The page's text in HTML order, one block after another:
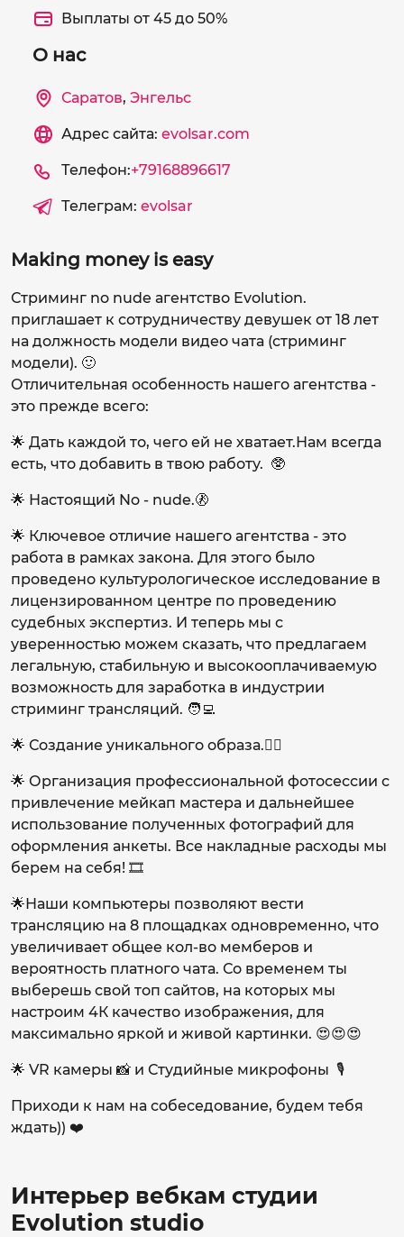
Выплаты от 45 до 50%
О нас
Саратов, Энгельс
Адрес сайта: evolsar.com
Телефон:+79168896617
Телеграм: evolsar
Making money is easy
Стриминг no nude агентство Evolution.
приглашает к сотрудничеству девушек от 18 лет
на должность модели видео чата (стриминг
модели). 🙂
Отличительная особенность нашего агентства -
это прежде всего:
🌟 Дать каждой то, чего ей не хватает.Нам всегда
есть, что добавить в твою работу. 🥸
🌟 Настоящий No - nude.🚷
🌟 Ключевое отличие нашего агентства - это
работа в рамках закона. Для этого было
проведено культурологическое исследование в
лицензированном центре по проведению
судебных экспертиз. И теперь мы с
уверенностью можем сказать, что предлагаем
легальную, стабильную и высокооплачиваемую
возможность для заработка в индустрии
стриминг трансляций. 🧑‍💻
🌟 Создание уникального образа.👱‍♀️
🌟 Организация профессиональной фотосессии с
привлечение мейкап мастера и дальнейшее
использование полученных фотографий для
оформления анкеты. Все накладные расходы мы
берем на себя! 🎞
🌟Наши компьютеры позволяют вести
трансляцию на 8 площадках одновременно, что
увеличивает общее кол-во мемберов и
вероятность платного чата. Со временем ты
выберешь свой топ сайтов, на которых мы
настроим 4К качество изображения, для
максимально яркой и живой картинки. 😍😍😍
🌟 VR камеры 📸 и Студийные микрофоны 🎙
Приходи к нам на собеседование, будем тебя
ждать)) ❤️
Интерьер вебкам студии
Evolution studio